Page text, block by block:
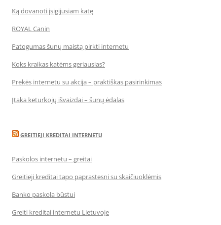
Ką dovanoti įsigijusiam katę
ROYAL Canin
Patogumas šunų maistą pirkti internetu
Koks kraikas katėms geriausias?
Prekės internetu su akcija – praktiškas pasirinkimas
Įtaka keturkojų išvaizdai – šunų ėdalas
GREITIEJI KREDITAI INTERNETU
Paskolos internetu – greitai
Greitieji kreditai tapo paprastesni su skaičiuoklėmis
Banko paskola būstui
Greiti kreditai internetu Lietuvoje